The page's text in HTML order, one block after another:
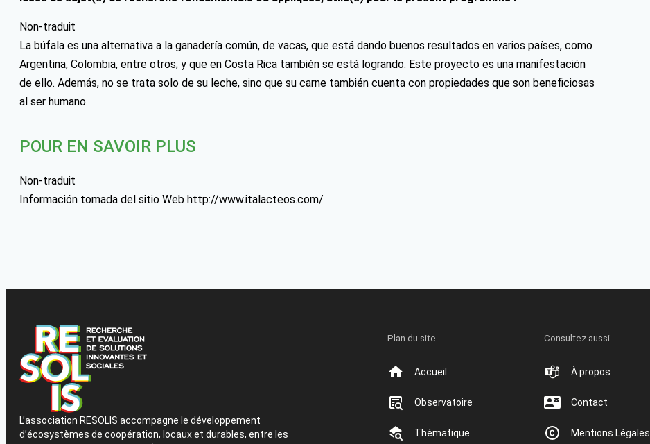
Non-traduit
La búfala es una alternativa a la ganadería común, de vacas, que está dando buenos resultados en varios países, como
Argentina, Colombia, entre otros; y que en Costa Rica también se está logrando. Este proyecto es una manifestación
de ello. Además, no se trata solo de su leche, sino que su carne también cuenta con propiedades que son beneficiosas
al ser humano.
POUR EN SAVOIR PLUS
Non-traduit
Información tomada del sitio Web http://www.italacteos.com/
L’association RESOLIS accompagne le développement
d’écosystèmes de coopération, locaux et durables, entre les
Plan du site
Accueil
Observatoire
Thématique
Consultez aussi
À propos
Contact
Mentions Légales